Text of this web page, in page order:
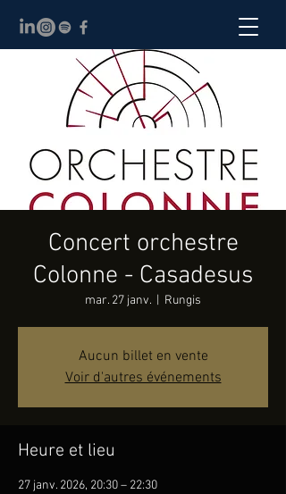
Concert orchestre
Colonne - Casadesus
mar. 27 janv. Rungis
Aucun billet en vente
Voir d'autres événements
Heure et lieu
27 janv. 2026, 20:30 – 22:30